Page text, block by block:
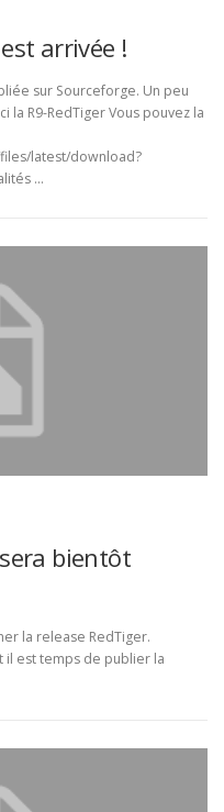
arrivée !
sur Sourceforge. Un peu
la R9-RedTiger Vous pouvez la
latest/download?
…
bientôt
la release RedTiger.
il est temps de publier la